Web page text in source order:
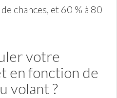
chances, et 60 % à 80
votre
en fonction de
volant ?